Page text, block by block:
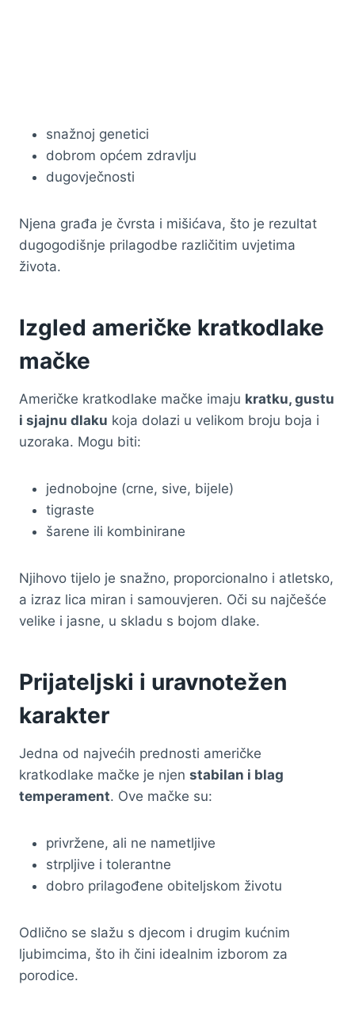
snažnoj genetici
dobrom općem zdravlju
dugovječnosti
Njena građa je čvrsta i mišićava, što je rezultat
dugogodišnje prilagodbe različitim uvjetima
života.
Izgled američke kratkodlake
mačke
Američke kratkodlake mačke imaju kratku, gustu
i sjajnu dlaku koja dolazi u velikom broju boja i
uzoraka. Mogu biti:
jednobojne (crne, sive, bijele)
tigraste
šarene ili kombinirane
Njihovo tijelo je snažno, proporcionalno i atletsko,
a izraz lica miran i samouvjeren. Oči su najčešće
velike i jasne, u skladu s bojom dlake.
Prijateljski i uravnotežen
karakter
Jedna od najvećih prednosti američke
kratkodlake mačke je njen stabilan i blag
temperament. Ove mačke su:
privržene, ali ne nametljive
strpljive i tolerantne
dobro prilagođene obiteljskom životu
Odlično se slažu s djecom i drugim kućnim
ljubimcima, što ih čini idealnim izborom za
porodice.